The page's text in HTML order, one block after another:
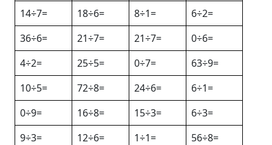
14÷7=
18÷6= 8÷1=
6÷2=
36÷6=
21÷7= 21÷7=
0÷6=
4÷2=
25÷5= 0÷7=
63÷9=
10÷5=
72÷8= 24÷6=
6÷1=
0÷9=
16÷8= 15÷3=
6÷3=
9÷3=
12÷6= 1÷1=
56÷8=